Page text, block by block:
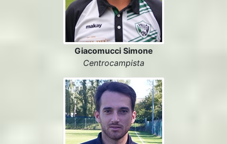
Giacomucci Simone
Centrocampista